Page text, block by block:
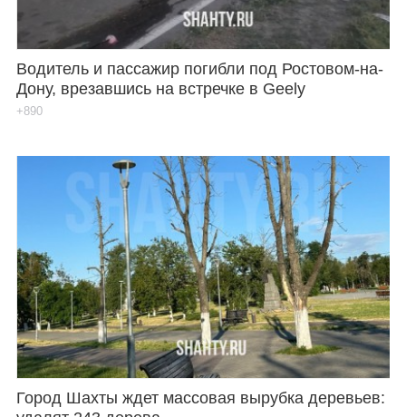
Водитель и пассажир погибли под Ростовом-на-
Дону, врезавшись на встречке в Geely
+890
Город Шахты ждет массовая вырубка деревьев: